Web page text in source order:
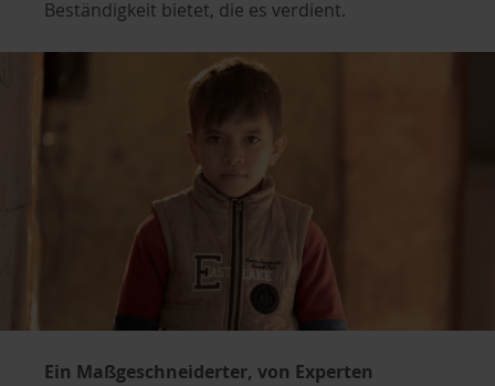
Beständigkeit bietet, die es verdient.
Ein Maßgeschneiderter, von Experten